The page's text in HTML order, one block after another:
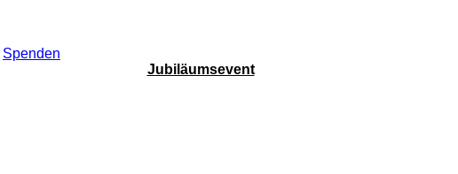
Spenden
Jubiläumsevent